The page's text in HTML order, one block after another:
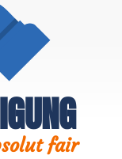
fair